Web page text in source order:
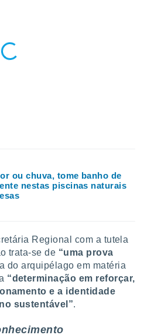
ou chuva, tome banho de
nestas piscinas naturais
Regional com a tutela
trata-se de “uma prova
do arquipélago em matéria
“determinação em reforçar,
e a identidade
sustentável”.